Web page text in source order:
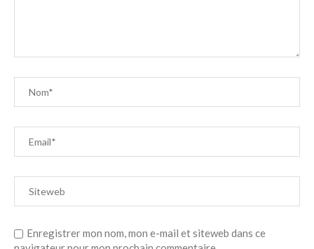
Enregistrer mon nom, mon e-mail et siteweb dans ce